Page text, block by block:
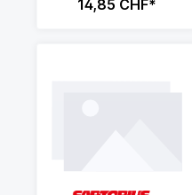
14,85 CHF*